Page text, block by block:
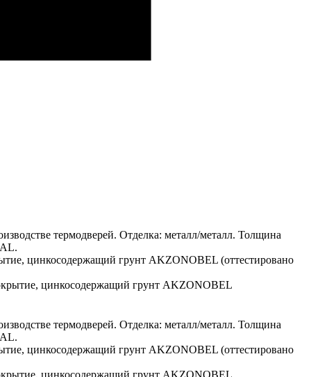
термодверей. Отделка: металл/металл. Толщина
цинкосодержащий грунт AKZONOBEL (оттестировано
цинкосодержащий грунт AKZONOBEL
термодверей. Отделка: металл/металл. Толщина
цинкосодержащий грунт AKZONOBEL (оттестировано
цинкосодержащий грунт AKZONOBEL